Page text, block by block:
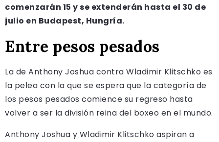
comenzarán 15 y se extenderán hasta el 30 de
julio en Budapest, Hungría.
Entre pesos pesados
La de Anthony Joshua contra Wladimir Klitschko es
la pelea con la que se espera que la categoría de
los pesos pesados comience su regreso hasta
volver a ser la división reina del boxeo en el mundo.
Anthony Joshua y Wladimir Klitschko aspiran a